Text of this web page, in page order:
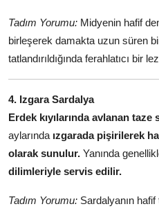
Tadım Yorumu: Midyenin hafif
birleşerek damakta uzun süren
tatlandırıldığında ferahlatıcı bir
4. Izgara Sardalya
Erdek kıyılarında avlanan taze
aylarında ızgarada pişirilerek
olarak sunulur. Yanında
dilimleriyle servis edilir.
Tadım Yorumu: Sardalyanın